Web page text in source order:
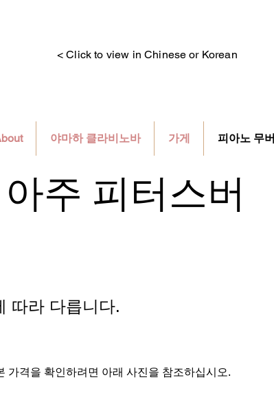
< Click to view in Chinese or Korean
야마하 클라비노바 가게 피아노 무버
주 피터스버
따라 다릅니다.
가격을 확인하려면 아래 사진을 참조하십시오.